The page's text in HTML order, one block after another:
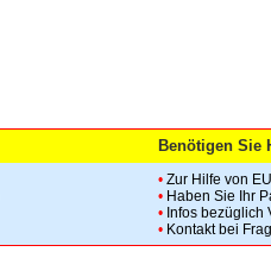
Benötigen Sie
• Zur Hilfe von
• Haben Sie Ihr
• Infos bezüglich
• Kontakt bei